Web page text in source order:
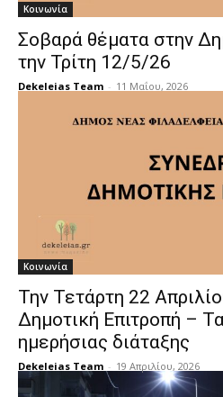
Κοινωνία
Σοβαρά θέματα στην
την Τρίτη 12/5/26
Dekeleias Team - 11 Μαΐου, 2026
Κοινωνία
Την Τετάρτη 22
Δημοτική Επιτροπή –
ημερήσιας διάταξης
Dekeleias Team - 19 Απριλίου, 2026